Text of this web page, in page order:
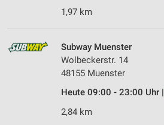
1,97 km
Subway Muenster
Wolbeckerstr. 14
48155 Muenster
Heute 09:00 - 23:00 Uhr |
2,84 km